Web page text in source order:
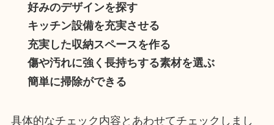
好みのデザインを探す
キッチン設備を充実させる
充実した収納スペースを作る
傷や汚れに強く長持ちする素材を選ぶ
簡単に掃除ができる
具体的なチェック内容とあわせてチェックしまし